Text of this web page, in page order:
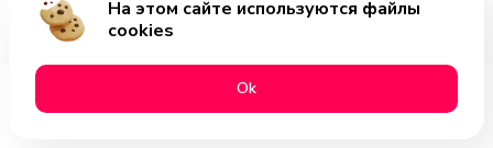
Добавить за 399₽
На этом сайте используются файлы
cookies
Оk